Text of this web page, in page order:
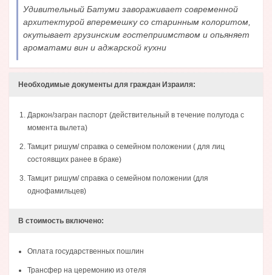
Удивительный Батуми завораживает современной
архитектурой вперемешку со старинным колоритом,
окутывает грузинским гостеприимством и опьяняет
ароматами вин и аджарской кухни
Необходимые документы для граждан Израиля:
Даркон/загран паспорт (действительный в течение полугода с
момента вылета)
Тамцит ришум/ справка о семейном положении ( для лиц
состоявщих ранее в браке)
Тамцит ришум/ справка о семейном положении (для
однофамильцев)
В стоимость включено:
Оплата государственных пошлин
Трансфер на церемонию из отеля